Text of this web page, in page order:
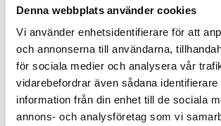
Denna webbplats använder cookies
Vi använder enhetsidentifierare för att
och annonserna till användarna,
för sociala medier och analysera vår
vidarebefordrar även sådana identifierare
information från din enhet till de sociala
annons- och analysföretag som vi
DOCAB Säkerhets-provbur för ETL
Skyddsbur DUCAB för säker provning.
serien